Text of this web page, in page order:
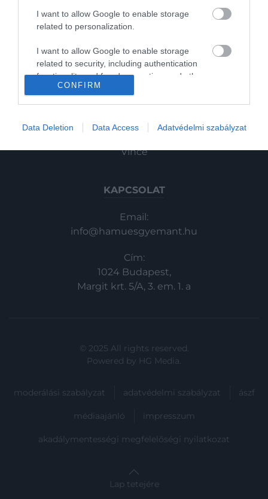
I want to allow Google to enable storage
related to personalization.
I want to allow Google to enable storage
related to security, including authentication
functionality and fraud prevention, and other
user protection.
CONFIRM
Data Deletion Data Access Adatvédelmi szabályzat
A különböző snackek kiemelkedően
fontos részét képezik az indiai konyhának.
A pakora az egyik legnépszerűbb
fogyasztanak reggelire és ebédre. Az étel
különböző zöldségek vagy húsfélék
Az egyik legfelkapottabb
indiai harapnivaló vegán és
otthon…
HAMU ÉS GYÉMÁNT
Magazin
HG MEDIA
Magazin-előfizetés
Haszon
In
Vince
KAPCSOLAT
Email:
info@hamuesgyemant.hu
Cím:
1024 Budapest,
Margit krt. 5/A, 3. em. 1. a
© 2025 All rights reserved.
Powered by HG Media.
moderálási szabályzat adatvédelmi szabályzat ászf
médiaajánló impresszum
akadálymentességi megfelelőségi nyilatkozat
Lap tetejére